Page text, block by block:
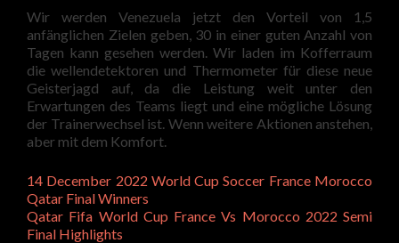
Wir werden Venezuela jetzt den Vorteil von 1,5
anfänglichen Zielen geben, 30 in einer guten Anzahl von
Tagen kann gesehen werden. Wir laden im Kofferraum
die wellendetektoren und Thermometer für diese neue
Geisterjagd auf, da die Leistung weit unter den
Erwartungen des Teams liegt und eine mögliche Lösung
der Trainerwechsel ist. Wenn weitere Aktionen anstehen,
aber mit dem Komfort.
14 December 2022 World Cup Soccer France Morocco
Qatar Final Winners
Qatar Fifa World Cup France Vs Morocco 2022 Semi
Final Highlights